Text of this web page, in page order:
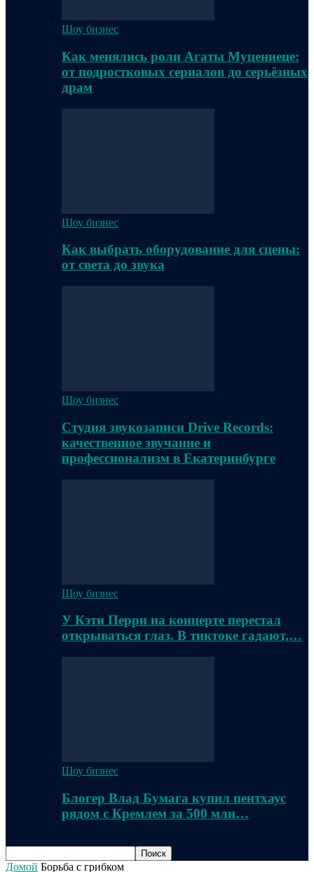
Шоу бизнес
Как менялись роли Агаты Муцениеце:
от подростковых сериалов до серьёзных
драм
Шоу бизнес
Как выбрать оборудование для сцены:
от света до звука
Шоу бизнес
Студия звукозаписи Drive Records:
качественное звучание и
профессионализм в Екатеринбурге
Шоу бизнес
У Кэти Перри на концерте перестал
открываться глаз. В тиктоке гадают,…
Шоу бизнес
Блогер Влад Бумага купил пентхаус
рядом с Кремлем за 500 млн…
Домой Борьба с грибком